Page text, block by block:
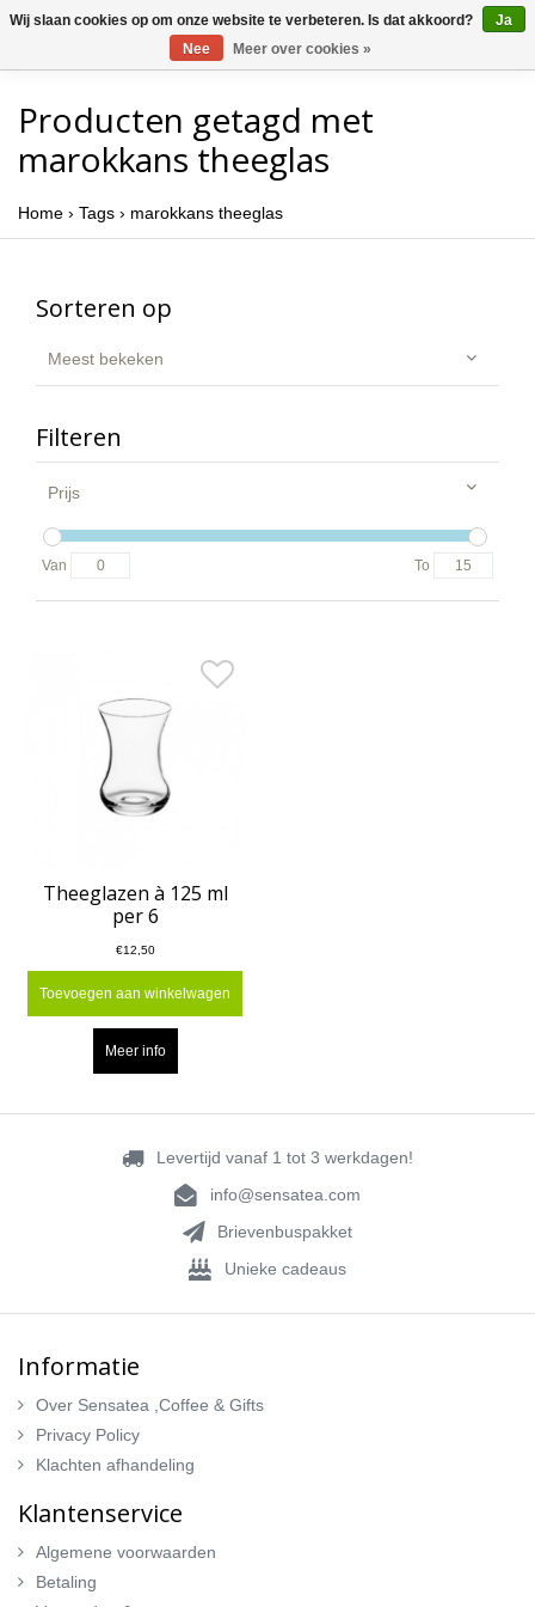
Producten getagd met
marokkans theeglas
Home › Tags › marokkans theeglas
Sorteren op
Meest bekeken
Filteren
Prijs
Van To
Theeglazen à 125 ml
per 6
€12,50
Toevoegen aan winkelwagen
Meer info
Levertijd vanaf 1 tot 3 werkdagen!
info@sensatea.com
Brievenbuspakket
Unieke cadeaus
Informatie
Over Sensatea ,Coffee & Gifts
Privacy Policy
Klachten afhandeling
Klantenservice
Algemene voorwaarden
Betaling
Wij slaan cookies op om onze website te verbeteren. Is dat akkoord?
Ja
Nee
Meer over cookies »